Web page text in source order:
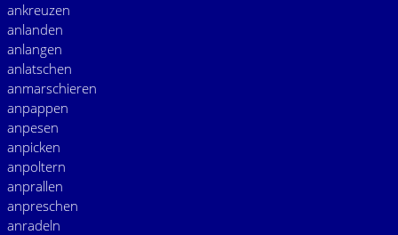
ankreuzen
anlanden
anlangen
anlatschen
anmarschieren
anpappen
anpesen
anpicken
anpoltern
anprallen
anpreschen
anradeln